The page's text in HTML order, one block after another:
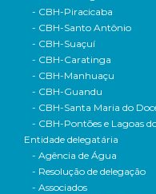
- CBH-Piracicaba
- CBH-Santo Antônio
- CBH-Suaçuí
- CBH-Caratinga
- CBH-Manhuaçu
- CBH-Guandu
- CBH-Santa Maria do
- CBH-Pontões e Lagoas
Entidade delegatária
- Agência de Água
- Resolução de delegação
- Associados